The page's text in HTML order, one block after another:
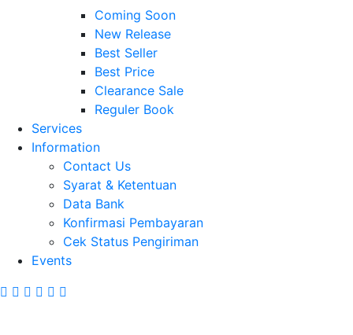
Coming Soon
New Release
Best Seller
Best Price
Clearance Sale
Reguler Book
Services
Information
Contact Us
Syarat & Ketentuan
Data Bank
Konfirmasi Pembayaran
Cek Status Pengiriman
Events